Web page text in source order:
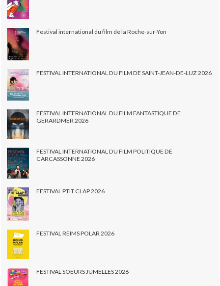
Festival international du film de la Roche-sur-Yon
FESTIVAL INTERNATIONAL DU FILM DE SAINT-JEAN-DE-LUZ 2026
FESTIVAL INTERNATIONAL DU FILM FANTASTIQUE DE
GERARDMER 2026
FESTIVAL INTERNATIONAL DU FILM POLITIQUE DE
CARCASSONNE 2026
FESTIVAL PTIT CLAP 2026
FESTIVAL REIMS POLAR 2026
FESTIVAL SOEURS JUMELLES 2026